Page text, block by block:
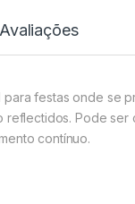
Avaliações
para festas onde se
Pode ser
contínuo.